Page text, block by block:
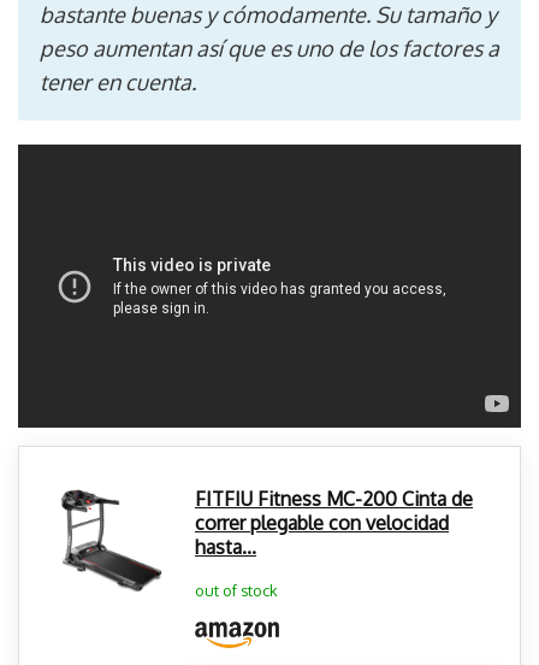
bastante buenas y cómodamente. Su tamaño y
peso aumentan así que es uno de los factores a
tener en cuenta.
FITFIU Fitness MC-200 Cinta de
correr plegable con velocidad
hasta...
out of stock